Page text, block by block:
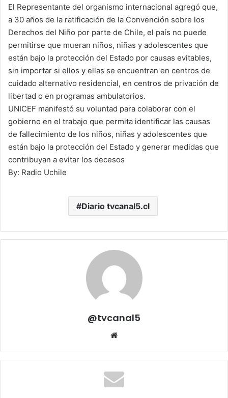
El Representante del organismo internacional agregó que,
a 30 años de la ratificación de la Convención sobre los
Derechos del Niño por parte de Chile, el país no puede
permitirse que mueran niños, niñas y adolescentes que
están bajo la protección del Estado por causas evitables,
sin importar si ellos y ellas se encuentran en centros de
cuidado alternativo residencial, en centros de privación de
libertad o en programas ambulatorios.
UNICEF manifestó su voluntad para colaborar con el
gobierno en el trabajo que permita identificar las causas
de fallecimiento de los niños, niñas y adolescentes que
están bajo la protección del Estado y generar medidas que
contribuyan a evitar los decesos
By: Radio Uchile
Diario tvcanal5.cl
@tvcanal5